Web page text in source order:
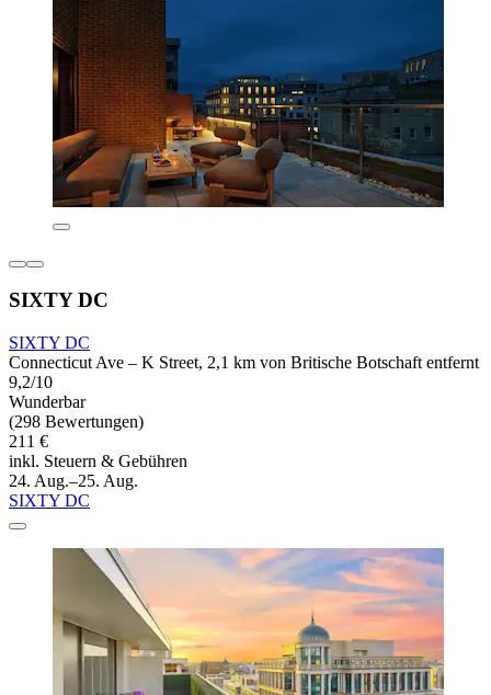
SIXTY DC
SIXTY DC
Connecticut Ave – K Street, 2,1 km von Britische Botschaft entfernt
9,2/10
Wunderbar
(298 Bewertungen)
211 €
inkl. Steuern & Gebühren
24. Aug.–25. Aug.
SIXTY DC